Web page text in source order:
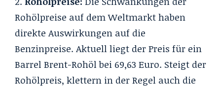
Rohölpreise auf dem Weltmarkt haben
direkte Auswirkungen auf die
Benzinpreise. Aktuell liegt der Preis für ein
Barrel Brent-Rohöl bei 69,63 Euro. Steigt der
Rohölpreis, klettern in der Regel auch die